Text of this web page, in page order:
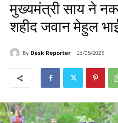
मुख्यमंत्री साय ने
शहीद जवान मेहुल
By Desk Reporter 23/05/2025